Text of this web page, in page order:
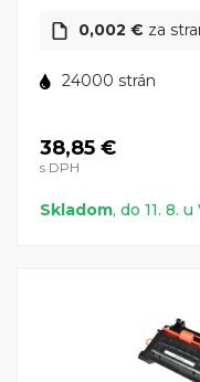
0,002 € za
24000 strán
38,85 €
s DPH
Skladom, do 11. 8. u